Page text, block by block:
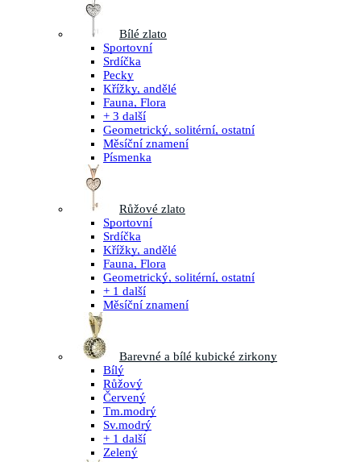
Bílé zlato
Sportovní
Srdíčka
Pecky
Křížky, andělé
Fauna, Flora
+ 3 další
Geometrický, solitérní, ostatní
Měsíční znamení
Písmenka
Růžové zlato
Sportovní
Srdíčka
Křížky, andělé
Fauna, Flora
Geometrický, solitérní, ostatní
+ 1 další
Měsíční znamení
Barevné a bílé kubické zirkony
Bílý
Růžový
Červený
Tm.modrý
Sv.modrý
+ 1 další
Zelený